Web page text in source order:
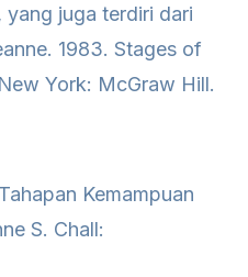
yang juga terdiri dari
1983. Stages of
York: McGraw Hill.
Kemampuan
S. Chall: